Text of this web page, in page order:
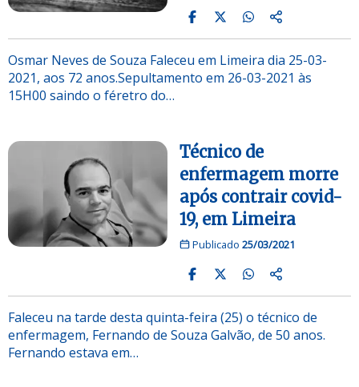
Osmar Neves de Souza Faleceu em Limeira dia 25-03-
2021, aos 72 anos.Sepultamento em 26-03-2021 às
15H00 saindo o féretro do…
Técnico de
enfermagem morre
após contrair covid-
19, em Limeira
Publicado 25/03/2021
Faleceu na tarde desta quinta-feira (25) o técnico de
enfermagem, Fernando de Souza Galvão, de 50 anos.
Fernando estava em…